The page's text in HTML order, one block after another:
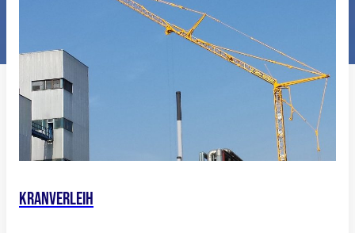
Kranverleih